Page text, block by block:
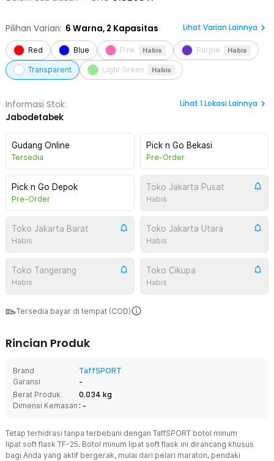
Pilihan Varian: 6 Warna, 2 Kapasitas Lihat Varian Lainnya
Red Blue Pink Habis Purple Habis
Transparent Light Green Habis
Informasi Stok:
Jabodetabek
Lihat 1Lokasi Lainnya
Gudang Online
Tersedia
Pick n Go Bekasi
Pre-Order
Pick n Go Depok
Pre-Order
Toko Jakarta Pusat
Habis
Toko Jakarta Barat
Habis
Toko Jakarta Utara
Habis
Toko Tangerang
Habis
Toko Cikupa
Habis
Tersedia bayar di tempat (COD)
Rincian Produk
Brand
TaffSPORT
Garansi
-
Berat Produk
0.034 kg
Dimensi Kemasan : -
Tetap terhidrasi tanpa terbebani dengan TaffSPORT botol minum
lipat soft flask TF-25. Botol minum lipat soft flask ini dirancang khusus
bagi Anda yang aktif bergerak, mulai dari pelari maraton, pendaki